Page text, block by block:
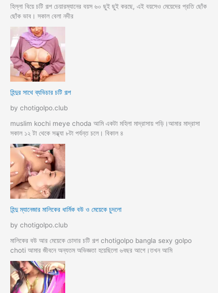
হিল্লা বিয়ে চটি গল্প চেয়ারম্যানের বয়স ৬০ ছুই ছুই করছে, এই বয়সেও মেয়েদের প্রতি ছোঁক
ছোঁক ভাব। সকাল বেলা নদীর
হিন্দুর সাথে ব্যভিচার চটি গল্প
by chotigolpo.club
muslim kochi meye choda আমি একটা মহিলা মাদ্রাসায় পড়ি।আমার মাদ্রাসা
সকাল ১২ টা থেকে সন্ধ্যা ৮টা পর্যন্ত চলে। বিকাল ৪
হিন্দু ম্যানেজার মালিকের ধার্মিক বউ ও মেয়েকে চুদলো
by chotigolpo.club
মালিকের বউ আর মেয়েকে চোদার চটি গল্প chotigolpo bangla sexy golpo
choti আমার জীবনে অন্যতম অভিজ্ঞতা হয়েছিলো ৬বছর আগে।তখন আমি